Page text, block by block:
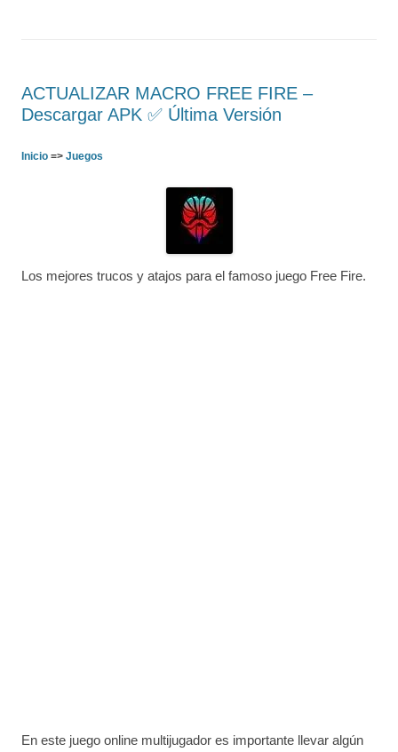
ACTUALIZAR MACRO FREE FIRE –
Descargar APK ✅️ Última Versión
Inicio => Juegos
Los mejores trucos y atajos para el famoso juego Free Fire.
En este juego online multijugador es importante llevar algún